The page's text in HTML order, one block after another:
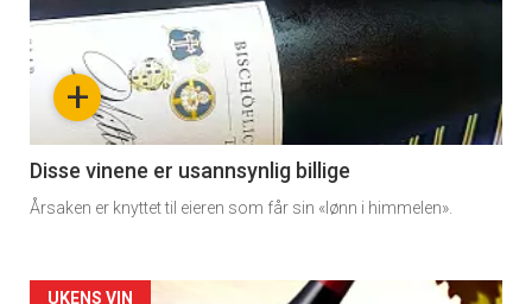
akkurat
nå
3
+
Disse vinene er usannsynlig billige
Årsaken er knyttet til eieren som får sin «lønn i himmelen».
UKENS VIN